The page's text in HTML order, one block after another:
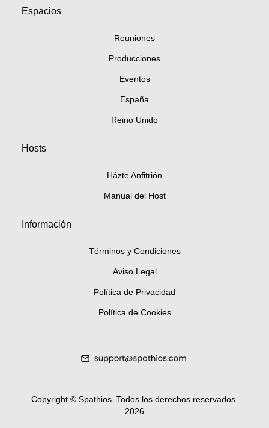
Espacios
Reuniones
Producciones
Eventos
España
Reino Unido
Hosts
Házte Anfitrión
Manual del Host
Información
Términos y Condiciones
Aviso Legal
Política de Privacidad
Política de Cookies
Copyright © Spathios. Todos los derechos reservados
2026